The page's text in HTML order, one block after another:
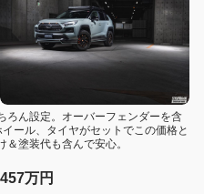
ろん設定。オーバーフェンダーを含
ール、タイヤがセットでこの価格と
塗装代も含んで安心。
万円